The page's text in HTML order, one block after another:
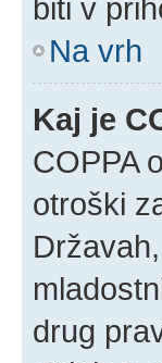
biti v
Na vrh
Kaj je
COPPA
otroški
drug